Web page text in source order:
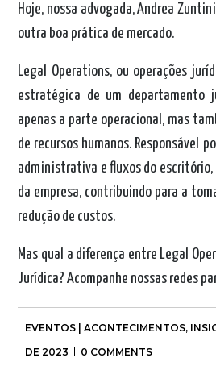
Hoje, nossa advogada,Andrea
outra boa prática de mercado.
Legal Operations, ou operações
estratégica de um departamento
apenas a parte operacional, mas
de recursos humanos. Responsável
administrativa e fluxos do
da empresa, contribuindo para a
redução de custos.
Mas qual a diferença entre Legal
Jurídica? Acompanhe nossas redes
EVENTOS | ACONTECIMENTOS,
DE 2023
0 COMMENTS